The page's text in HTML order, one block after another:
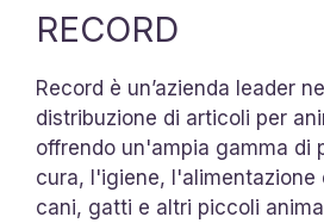
RECORD
Record è un’azienda leader
distribuzione di articoli per
offrendo un'ampia gamma di
cura, l'igiene, l'alimentazione
cani, gatti e altri piccoli